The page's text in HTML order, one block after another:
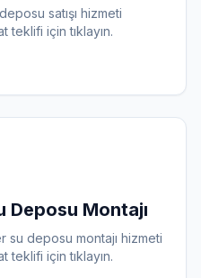
satışı hizmeti
teklifi için tıklayın.
Deposu Montajı
su deposu montajı hizmeti
teklifi için tıklayın.